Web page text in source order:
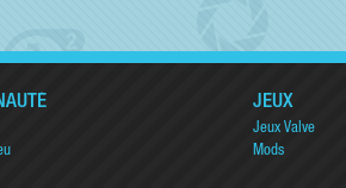
JEUX
Jeux Valve
Mods